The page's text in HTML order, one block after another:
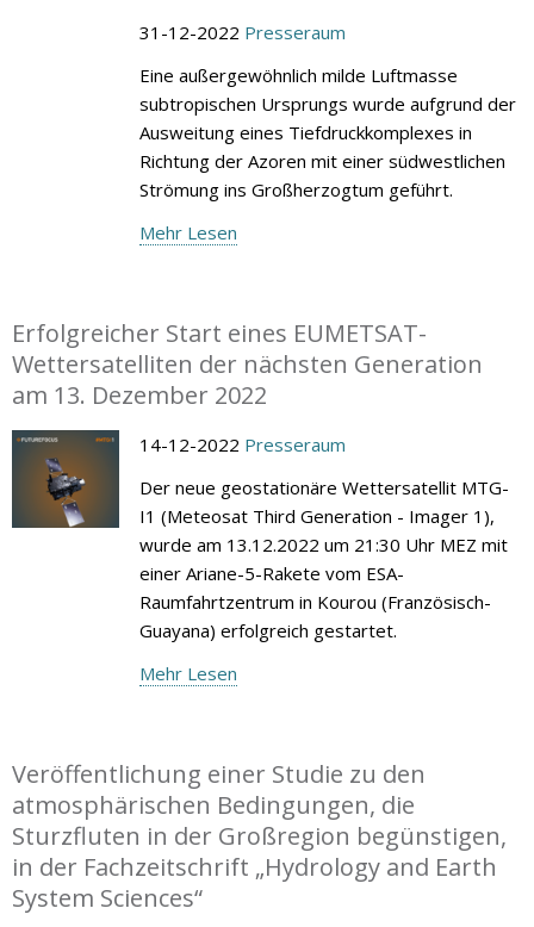
31-12-2022 Presseraum
Eine außergewöhnlich milde Luftmasse
subtropischen Ursprungs wurde aufgrund der
Ausweitung eines Tiefdruckkomplexes in
Richtung der Azoren mit einer südwestlichen
Strömung ins Großherzogtum geführt.
Mehr Lesen
Erfolgreicher Start eines EUMETSAT-
Wettersatelliten der nächsten Generation
am 13. Dezember 2022
14-12-2022 Presseraum
Der neue geostationäre Wettersatellit MTG-
I1 (Meteosat Third Generation - Imager 1),
wurde am 13.12.2022 um 21:30 Uhr MEZ mit
einer Ariane-5-Rakete vom ESA-
Raumfahrtzentrum in Kourou (Französisch-
Guayana) erfolgreich gestartet.
Mehr Lesen
Veröffentlichung einer Studie zu den
atmosphärischen Bedingungen, die
Sturzfluten in der Großregion begünstigen,
in der Fachzeitschrift „Hydrology and Earth
System Sciences“